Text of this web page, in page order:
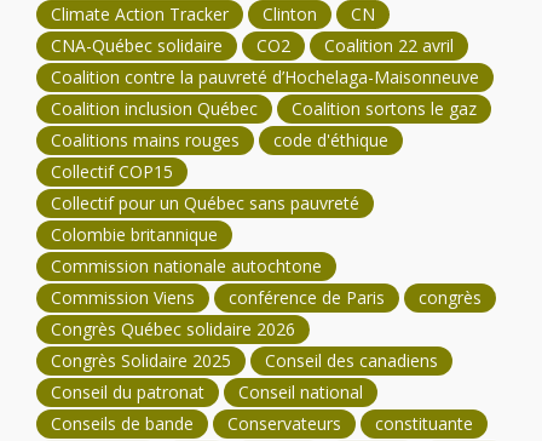
Climate Action Tracker
Clinton
CN
CNA-Québec solidaire
CO2
Coalition 22 avril
Coalition contre la pauvreté d’Hochelaga-Maisonneuve
Coalition inclusion Québec
Coalition sortons le gaz
Coalitions mains rouges
code d'éthique
Collectif COP15
Collectif pour un Québec sans pauvreté
Colombie britannique
Commission nationale autochtone
Commission Viens
conférence de Paris
congrès
Congrès Québec solidaire 2026
Congrès Solidaire 2025
Conseil des canadiens
Conseil du patronat
Conseil national
Conseils de bande
Conservateurs
constituante